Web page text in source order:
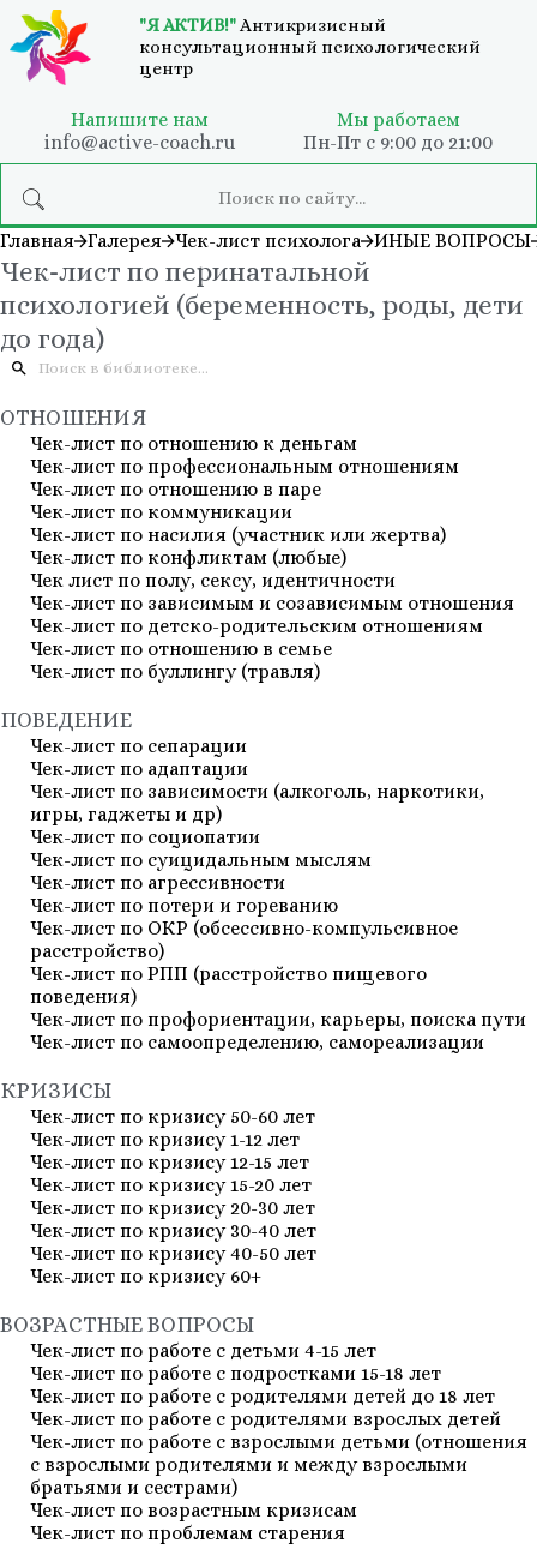
"Я АКТИВ!"Антикризисный
консультационный психологический
центр
Напишите нам
info@active-coach.ru
Мы работаем
Пн-Пт с 9:00 до 21:00
Главная Галерея Чек-лист психолога ИНЫЕ ВОПРОСЫ
Чек-лист по перинатальной
психологией (беременность, роды, дети
до года)
ОТНОШЕНИЯ
Чек-лист по отношению к деньгам
Чек-лист по профессиональным отношениям
Чек-лист по отношению в паре
Чек-лист по коммуникации
Чек-лист по насилия (участник или жертва)
Чек-лист по конфликтам (любые)
Чек лист по полу, сексу, идентичности
Чек-лист по зависимым и созависимым отношения
Чек-лист по детско-родительским отношениям
Чек-лист по отношению в семье
Чек-лист по буллингу (травля)
ПОВЕДЕНИЕ
Чек-лист по сепарации
Чек-лист по адаптации
Чек-лист по зависимости (алкоголь, наркотики,
игры, гаджеты и др)
Чек-лист по социопатии
Чек-лист по суицидальным мыслям
Чек-лист по агрессивности
Чек-лист по потери и гореванию
Чек-лист по ОКР (обсессивно-компульсивное
расстройство)
Чек-лист по РПП (расстройство пищевого
поведения)
Чек-лист по профориентации, карьеры, поиска пути
Чек-лист по самоопределению, самореализации
КРИЗИСЫ
Чек-лист по кризису 50-60 лет
Чек-лист по кризису 1-12 лет
Чек-лист по кризису 12-15 лет
Чек-лист по кризису 15-20 лет
Чек-лист по кризису 20-30 лет
Чек-лист по кризису 30-40 лет
Чек-лист по кризису 40-50 лет
Чек-лист по кризису 60+
ВОЗРАСТНЫЕ ВОПРОСЫ
Чек-лист по работе с детьми 4-15 лет
Чек-лист по работе с подростками 15-18 лет
Чек-лист по работе с родителями детей до 18 лет
Чек-лист по работе с родителями взрослых детей
Чек-лист по работе с взрослыми детьми (отношения
с взрослыми родителями и между взрослыми
братьями и сестрами)
Чек-лист по возрастным кризисам
Чек-лист по проблемам старения